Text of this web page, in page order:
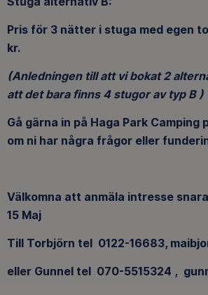
Pris för 3 nätter i stuga med egen
kr.
(Anledningen till att vi bokat 2
att det bara finns 4 stugor av typ B )
Gå gärna in på Haga Park Camping
om ni har några frågor eller
Välkomna att anmäla intresse
15 Maj
Till Torbjörn tel 0122-16683,
eller Gunnel tel 070-5515324 ,